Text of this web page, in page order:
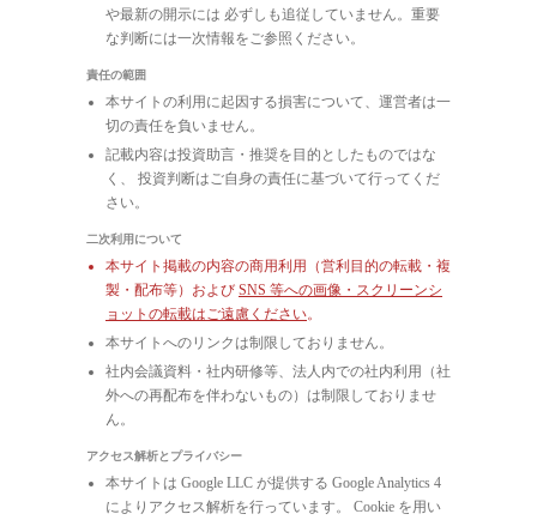
や最新の開示には 必ずしも追従していません。重要
な判断には一次情報をご参照ください。
責任の範囲
本サイトの利用に起因する損害について、運営者は一
切の責任を負いません。
記載内容は投資助言・推奨を目的としたものではな
く、 投資判断はご自身の責任に基づいて行ってくだ
さい。
二次利用について
本サイト掲載の内容の商用利用（営利目的の転載・複
製・配布等）および SNS 等への画像・スクリーンシ
ョットの転載はご遠慮ください。
本サイトへのリンクは制限しておりません。
社内会議資料・社内研修等、法人内での社内利用（社
外への再配布を伴わないもの）は制限しておりませ
ん。
アクセス解析とプライバシー
本サイトは Google LLC が提供する Google Analytics 4
によりアクセス解析を行っています。 Cookie を用い